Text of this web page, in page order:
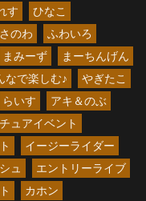
す
ひなこ
のわ
ふわいろ
まみーず
まーちんげん
なで楽しむ♪
やぎたこ
らいす
アキ＆のぶ
ュアイベント
イージーライダー
ュ
エントリーライブ
カホン